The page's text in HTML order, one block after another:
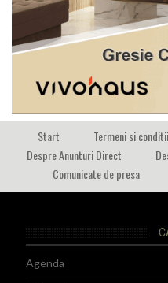
Start Termeni si conditii
Despre Anunturi Direct
Comunicate de presa
Agenda